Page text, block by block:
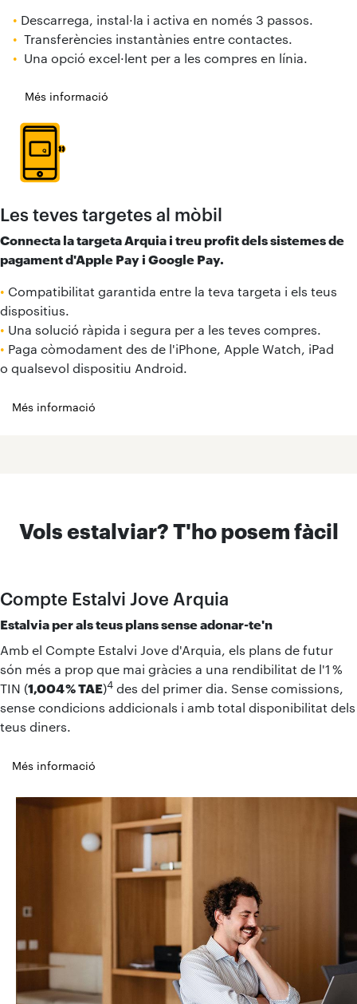
• Descarrega, instal·la i activa en només 3 passos.
• Transferències instantànies entre contactes.
• Una opció excel·lent per a les compres en línia.
Més informació
Les teves targetes al mòbil
Connecta la targeta Arquia i treu profit dels sistemes de
pagament d'Apple Pay i Google Pay.
• Compatibilitat garantida entre la teva targeta i els teus
dispositius.
• Una solució ràpida i segura per a les teves compres.
• Paga còmodament des de l'iPhone, Apple Watch, iPad
o qualsevol dispositiu Android.
Més informació
Vols estalviar? T'ho posem fàcil
Compte Estalvi Jove Arquia
Estalvia per als teus plans sense adonar-te'n
Amb el Compte Estalvi Jove d'Arquia, els plans de futur
són més a prop que mai gràcies a una rendibilitat de l'1 %
TIN (1,004 % TAE)4 des del primer dia. Sense comissions,
sense condicions addicionals i amb total disponibilitat dels
teus diners.
Més informació